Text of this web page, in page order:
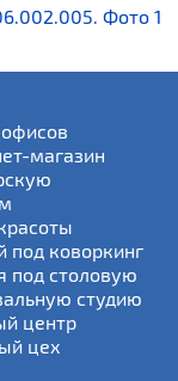
магазин
коворкинг
под столовую
студию
центр
цех